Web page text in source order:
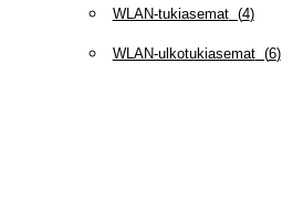
WLAN-tukiasemat(4)
WLAN-ulkotukiasemat(6)